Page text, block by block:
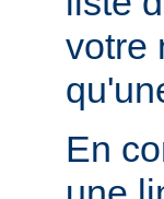
votre
En